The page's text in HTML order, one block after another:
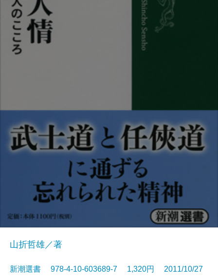
山折哲雄／著
新潮選書 978-4-10-603689-7 1,320円 2011/10/27